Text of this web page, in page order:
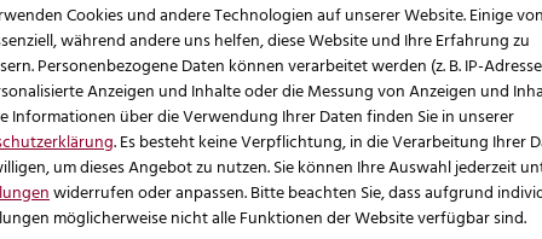
möglichst wenig selbst steuern will, fühlt sich bei
will, profitiert von WooCommerce.
übernehmen?
wenig. Updates, Hosting und viele technische
Zeit und reduziert Fehlerquellen.
Cookies und andere Technologien auf unserer Website. Einige
während andere uns helfen, diese Website und Ihre Erfahrung zu
Personenbezogene Daten können verarbeitet werden (z. B. IP-
Anzeigen und Inhalte oder die Messung von Anzeigen und
Informationen über die Verwendung Ihrer Daten finden Sie in unserer
.Es besteht keine Verpflichtung, in die Verarbeitung Ihrer
um dieses Angebot zu nutzen.Sie können Ihre Auswahl jederzeit
widerrufen oder anpassen.Bitte beachten Sie, dass aufgrund
möglicherweise nicht alle Funktionen der Website verfügbar sind.